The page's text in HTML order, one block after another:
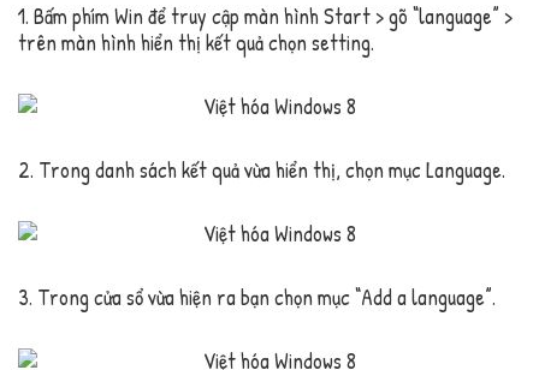
1. Bấm phím Win để truy cập màn hình Start > gõ “language” >
trên màn hình hiển thị kết quả chọn setting.
2. Trong danh sách kết quả vừa hiển thị, chọn mục Language.
3. Trong cửa sổ vừa hiện ra bạn chọn mục “Add a language”.